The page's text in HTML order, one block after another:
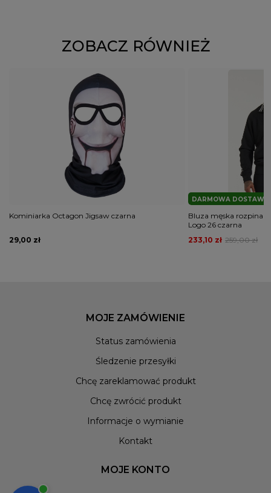
ZOBACZ RÓWNIEŻ
Kominiarka Octagon Jigsaw czarna
29,00 zł
DARMOWA DOSTAWA
Bluza męska
Logo 26 czarna
259,00 zł
233,10 zł
MOJE ZAMÓWIENIE
Status zamówienia
Śledzenie przesyłki
Chcę zareklamować produkt
Chcę zwrócić produkt
Informacje o wymianie
Kontakt
MOJE KONTO